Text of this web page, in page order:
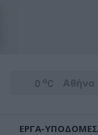
0 oC
ΕΡΓΑ-ΥΠΟΔΟΜΕΣ